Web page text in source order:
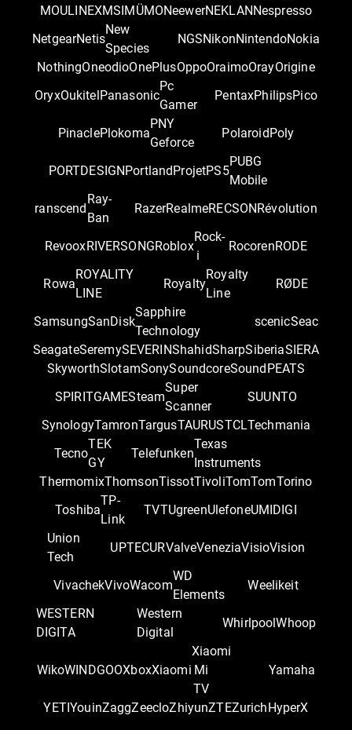
MOULINEXMSIMÜMONeewerNEKLANNespresso
NetgearNetis
New
Species
NGSNikonNintendoNokia
NothingOneodioOnePlusOppoOraimoOrayOrigine
OryxOukitelPanasonic
Pc
Gamer
PentaxPhilipsPico
PinaclePlokoma
PNY
Geforce
PolaroidPoly
PORTDESIGNPortlandProjetPS5
PUBG
Mobile
ranscend
Ray-
Ban
RazerRealmeRECSONRévolution
RevooxRIVERSONGRoblox
Rock-
i
RocorenRODE
Rowa
ROYALITY
LINE
Royalty
Royalty
Line
RØDE
SamsungSanDisk
Sapphire
Technology
scenicSeac
SeagateSeremySEVERINShahidSharpSiberiaSIERA
SkyworthSlotamSonySoundcoreSoundPEATS
SPIRITGAMESteam
Super
Scanner
SUUNTO
SynologyTamronTargusTAURUSTCLTechmania
Tecno
TEK
GY
Telefunken
Texas
Instruments
ThermomixThomsonTissotTivoliTomTomTorino
Toshiba
TP-
Link
TVTUgreenUlefoneUMIDIGI
Union
Tech
UPTECURValveVeneziaVisioVision
VivachekVivoWacom
WD
Elements
Weelikeit
WESTERN
DIGITA
Western
Digital
WhirlpoolWhoop
WikoWINDGOOXboxXiaomi
Xiaomi
Mi
TV
Yamaha
YETIYouinZaggZeecloZhiyunZTEZurich‎HyperX